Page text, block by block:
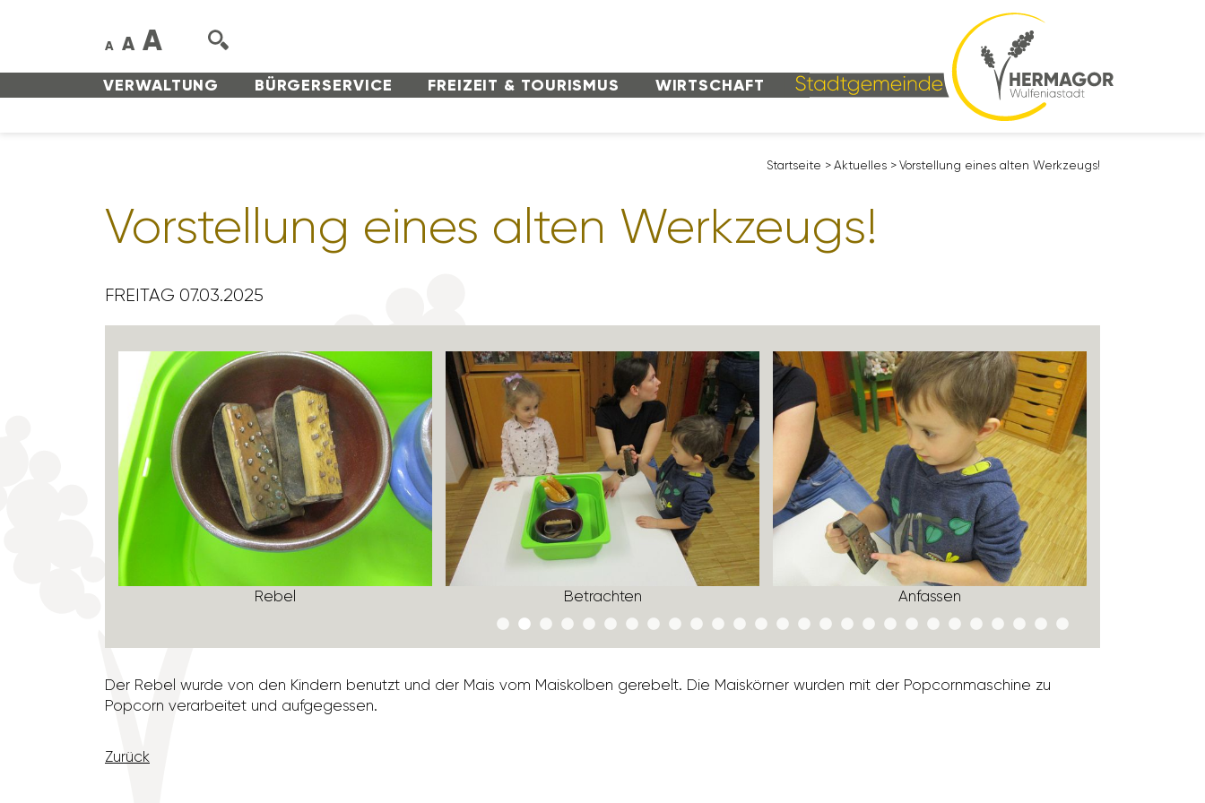
VERWAL­TUNG BÜRGER­SERVICE FREI­ZEIT & TOURISMUS WIRT­SCHAFT
A A A
Start­seite > Aktu­elles > Vorstel­lung eines alten Werk­zeugs!
Vorstel­lung eines alten Werk­zeugs!
FREITAG 07.03.2025
Rebel Betrachten Anfassen
Der Rebel wurde von den Kindern benutzt und der Mais vom Mais­kolben gere­belt. Die Mais­körner wurden mit der Popcorn­ma­schine zu
Popcorn verar­beitet und aufge­gessen.
Zurück